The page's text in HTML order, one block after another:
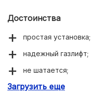
Достоинства
простая установка;
надежный газлифт;
не шатается;
вместительные
Загрузить еще